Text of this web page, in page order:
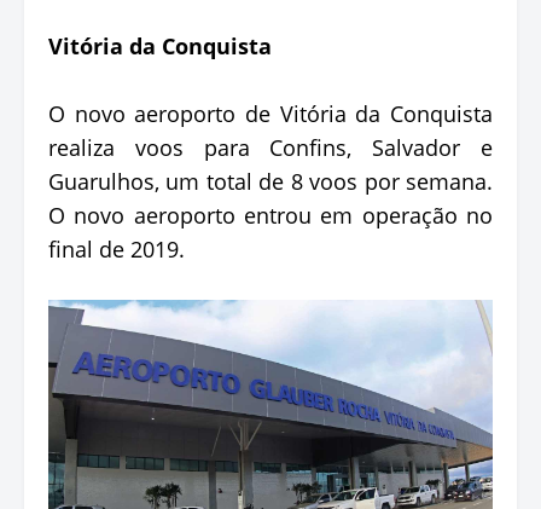
Vitória da Conquista
O novo aeroporto de Vitória da Conquista
realiza voos para Confins, Salvador e
Guarulhos, um total de 8 voos por semana.
O novo aeroporto entrou em operação no
final de 2019.